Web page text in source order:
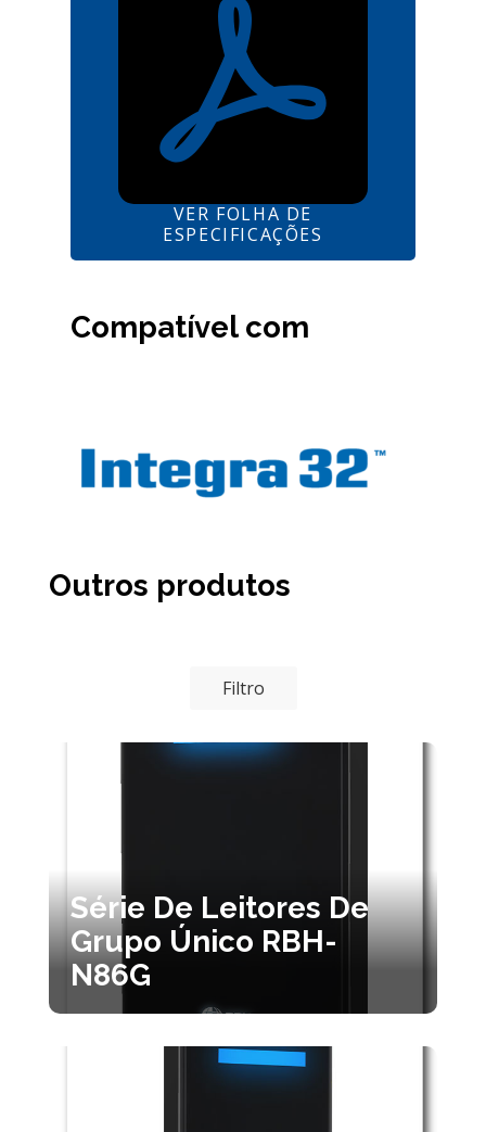
VER FOLHA DE
ESPECIFICAÇÕES
Compatível com
Outros produtos
Filtro
Série De Leitores De
Grupo Único RBH-
N86G